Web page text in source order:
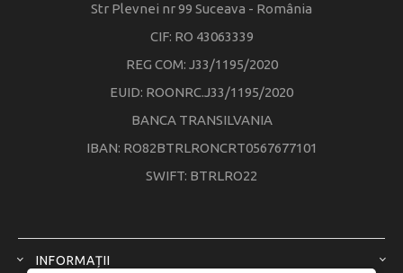
Str Plevnei nr 99 Suceava - România
CIF: RO 43063339
REG COM: J33/1195/2020
EUID: ROONRC.J33/1195/2020
BANCA TRANSILVANIA
IBAN: RO82BTRLRONCRT0567677101
SWIFT: BTRLRO22
INFORMAȚII